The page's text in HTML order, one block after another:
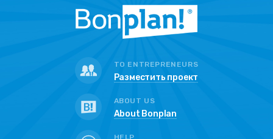
TO ENTREPRENEURS
Разместить проект
ABOUT US
About Bonplan
HELP